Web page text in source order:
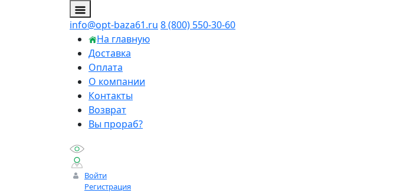
info@opt-baza61.ru 8 (800) 550-30-60
На главную
Доставка
Оплата
О компании
Контакты
Возврат
Вы прораб?
Войти
Регистрация